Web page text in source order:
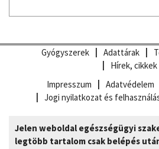
Gyógyszerek Adattárak
Hírek, cikkek
Impresszum
Adatvédelem
Jogi nyilatkozat és
Jelen weboldal egészségügyi
legtöbb tartalom csak belépés